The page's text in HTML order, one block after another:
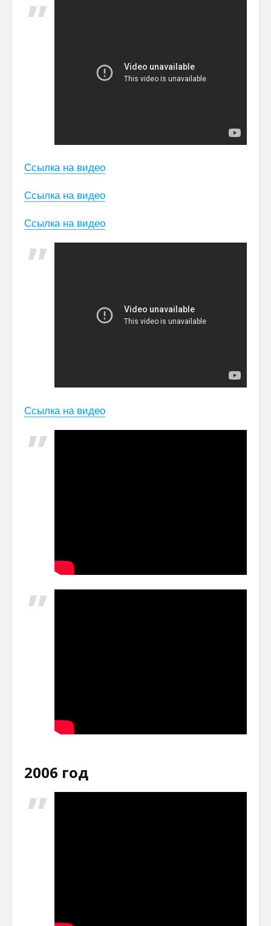
Ссылка на видео
Ссылка на видео
Ссылка на видео
Ссылка на видео
2006 год